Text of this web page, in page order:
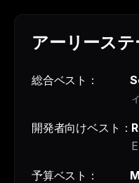
アーリース
総合ベスト：
開発者向けベスト：
予算ベスト：